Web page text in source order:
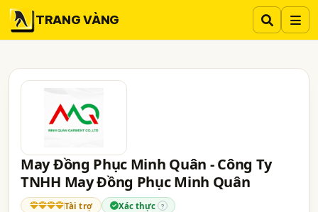
TRANG VÀNG
May Đồng Phục Minh Quân - Công Ty
TNHH May Đồng Phục Minh Quân
Tài trợ Xác thực ?